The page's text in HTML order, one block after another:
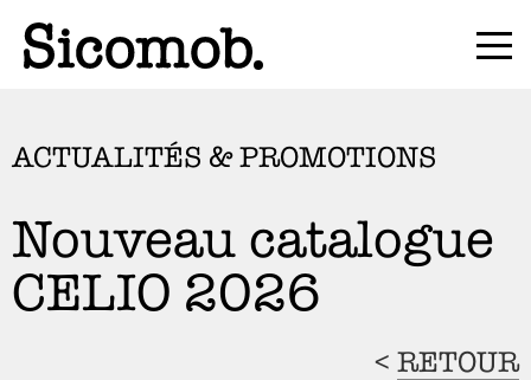
ACTUALITÉS & PROMOTIONS
Nouveau catalogue
CELIO 2026
< RETOUR